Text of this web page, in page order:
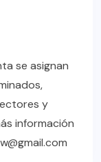
se asignan
y
información